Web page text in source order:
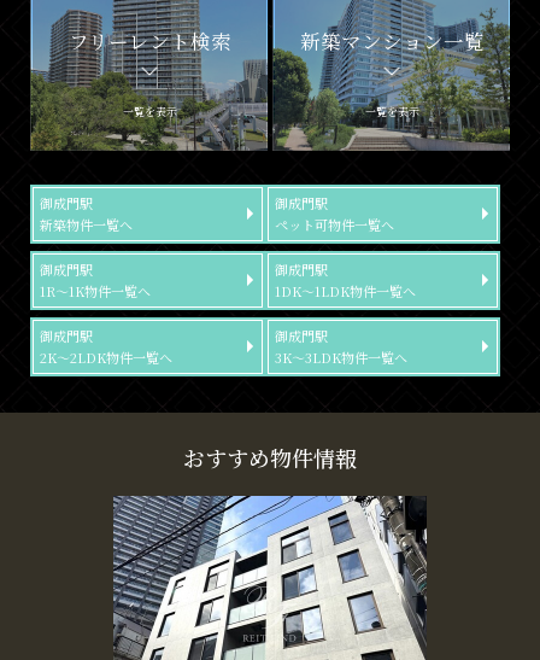
フリーレント検索
一覧を表示
新築マンション一覧
一覧を表示
御成門駅
新築物件一覧へ
御成門駅
ペット可物件一覧へ
御成門駅
1R～1K物件一覧へ
御成門駅
1DK～1LDK物件一覧へ
御成門駅
2K～2LDK物件一覧へ
御成門駅
3K～3LDK物件一覧へ
おすすめ物件情報